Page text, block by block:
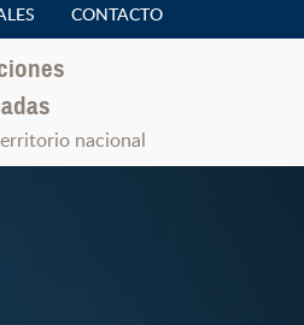
CONTACTO
nacional